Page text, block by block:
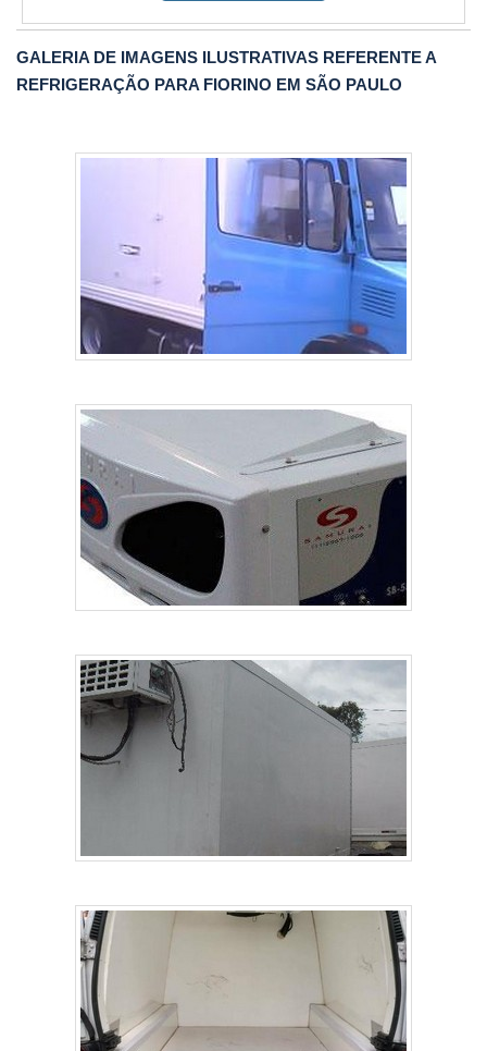
GALERIA DE IMAGENS ILUSTRATIVAS REFERENTE A
REFRIGERAÇÃO PARA FIORINO EM SÃO PAULO